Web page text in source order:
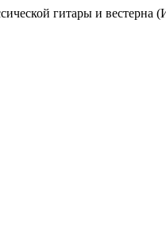
гитары и вестерна